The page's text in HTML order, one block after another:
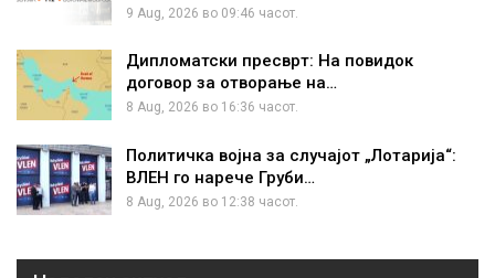
9 Aug, 2026 во 09:46 часот.
Дипломатски пресврт: На повидок
договор за отворање на…
8 Aug, 2026 во 16:36 часот.
Политичка војна за случајот „Лотарија“:
ВЛЕН го нарече Груби…
8 Aug, 2026 во 12:38 часот.